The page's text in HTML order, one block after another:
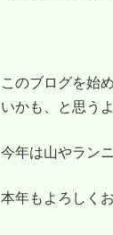
このブログを始
いかも、と思う
今年は山やラン
本年もよろしく